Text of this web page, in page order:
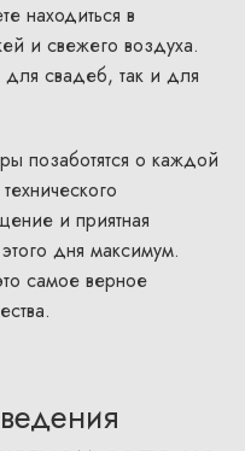
находиться в
и свежего воздуха.
свадеб, так и для
позаботятся о каждой
и приятная
дня максимум.
самое верное